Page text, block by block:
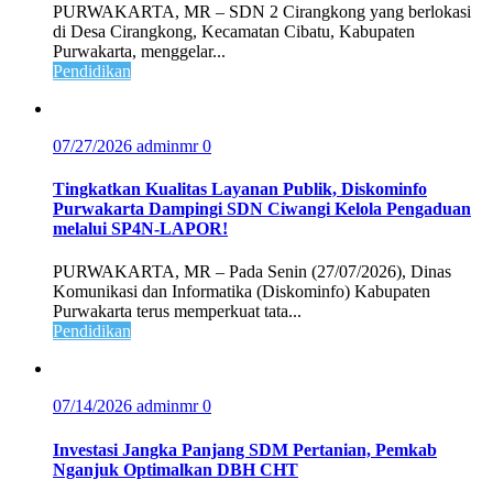
PURWAKARTA, MR – SDN 2 Cirangkong yang berlokasi
di Desa Cirangkong, Kecamatan Cibatu, Kabupaten
Purwakarta, menggelar...
Pendidikan
07/27/2026 adminmr0
Tingkatkan Kualitas Layanan Publik, Diskominfo
Purwakarta Dampingi SDN Ciwangi Kelola Pengaduan
melalui SP4N-LAPOR!
PURWAKARTA, MR – Pada Senin (27/07/2026), Dinas
Komunikasi dan Informatika (Diskominfo) Kabupaten
Purwakarta terus memperkuat tata...
Pendidikan
07/14/2026 adminmr0
Investasi Jangka Panjang SDM Pertanian, Pemkab
Nganjuk Optimalkan DBH CHT